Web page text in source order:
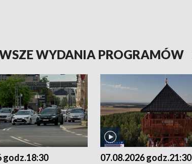
WYDANIA PROGRAMÓW
godz.18:30 07.08.2026 godz.21:30